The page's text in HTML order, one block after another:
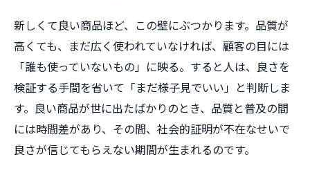
新しくて良い商品ほど、この壁にぶつかります。品質が
高くても、まだ広く使われていなければ、顧客の目には
「誰も使っていないもの」に映る。すると人は、良さを
検証する手間を省いて「まだ様子見でいい」と判断しま
す。良い商品が世に出たばかりのとき、品質と普及の間
には時間差があり、その間、社会的証明が不在なせいで
良さが信じてもらえない期間が生まれるのです。